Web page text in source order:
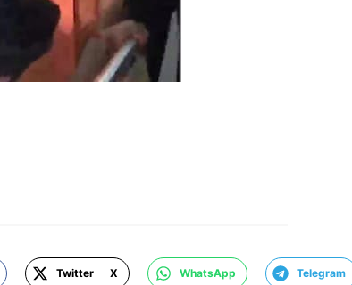
Twitter X WhatsApp Telegram